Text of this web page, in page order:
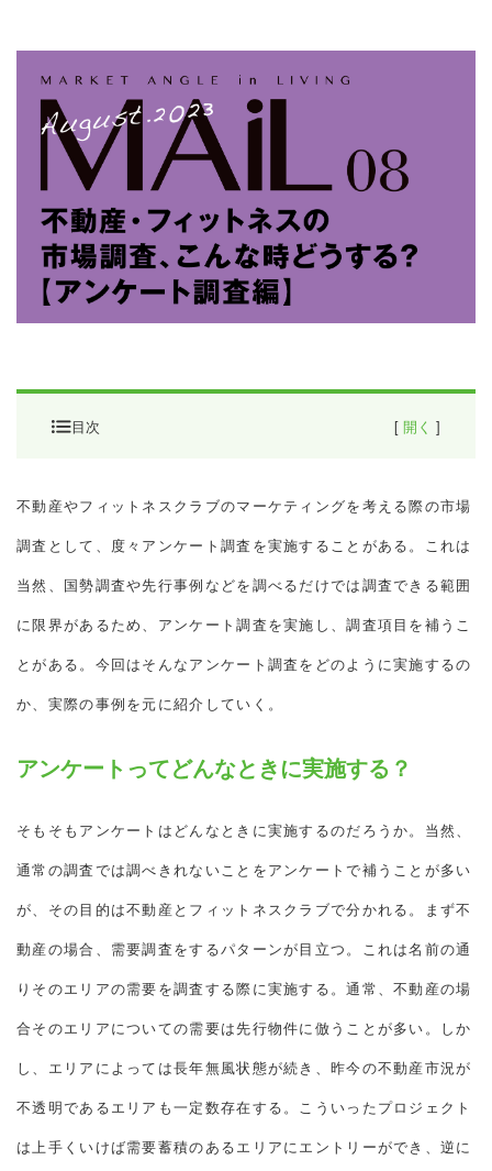
目次 [ 開く ]
アンケート調査事例(商圏調査編)
不動産やフィットネスクラブのマーケティングを考える際の市場
調査として、度々アンケート調査を実施することがある。これは
当然、国勢調査や先行事例などを調べるだけでは調査できる範囲
に限界があるため、アンケート調査を実施し、調査項目を補うこ
とがある。今回はそんなアンケート調査をどのように実施するの
か、実際の事例を元に紹介していく。
アンケートってどんなときに実施する？
そもそもアンケートはどんなときに実施するのだろうか。当然、
通常の調査では調べきれないことをアンケートで補うことが多い
が、その目的は不動産とフィットネスクラブで分かれる。まず不
動産の場合、需要調査をするパターンが目立つ。これは名前の通
りそのエリアの需要を調査する際に実施する。通常、不動産の場
合そのエリアについての需要は先行物件に倣うことが多い。しか
し、エリアによっては長年無風状態が続き、昨今の不動産市況が
不透明であるエリアも一定数存在する。こういったプロジェクト
は上手くいけば需要蓄積のあるエリアにエントリーができ、逆に